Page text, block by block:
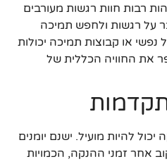
רבות חוות רגשות מעורבים
על רגשות ולחפש תמיכה
נפשי או קבוצות תמיכה יכולות
את החוויה הכללית של
להיות מועיל. ישנם יומנים
אחר זמני ההנקה, הכמויות